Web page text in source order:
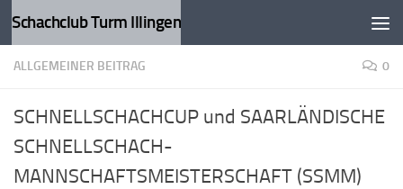
Zum Inhalt springen
Schachclub Turm Illingen
ALLGEMEINER BEITRAG 0
SCHNELLSCHACHCUP und SAARLÄNDISCHE
SCHNELLSCHACH-
MANNSCHAFTSMEISTERSCHAFT (SSMM)